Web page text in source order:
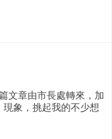
文章由市長處轉來，加
現象，挑起我的不少想